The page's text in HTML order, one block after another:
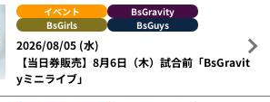
イベント
BsGravity
BsGirls
BsGuys
2026/08/05 (水)
【当日券販売】8月6日（木）試合前「BsGravit
yミニライブ」